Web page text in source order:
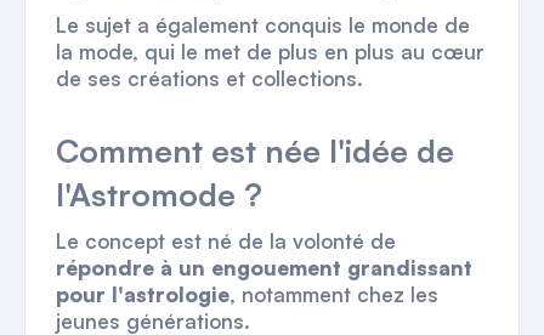
Le sujet a également conquis le monde de
la mode, qui le met de plus en plus au cœur
de ses créations et collections.
Comment est née l'idée de
l'Astromode ?
Le concept est né de la volonté de
répondre à un engouement grandissant
pour l'astrologie, notamment chez les
jeunes générations.